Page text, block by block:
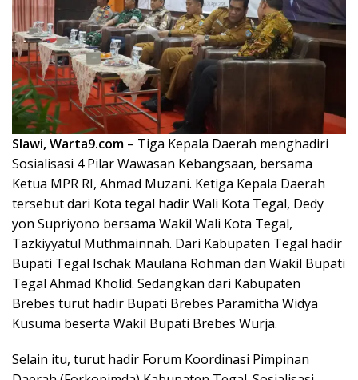
Slawi, Warta9.com – Tiga Kepala Daerah menghadiri
Sosialisasi 4 Pilar Wawasan Kebangsaan, bersama
Ketua MPR RI, Ahmad Muzani. Ketiga Kepala Daerah
tersebut dari Kota tegal hadir Wali Kota Tegal, Dedy
yon Supriyono bersama Wakil Wali Kota Tegal,
Tazkiyyatul Muthmainnah. Dari Kabupaten Tegal hadir
Bupati Tegal Ischak Maulana Rohman dan Wakil Bupati
Tegal Ahmad Kholid. Sedangkan dari Kabupaten
Brebes turut hadir Bupati Brebes Paramitha Widya
Kusuma beserta Wakil Bupati Brebes Wurja.
Selain itu, turut hadir Forum Koordinasi Pimpinan